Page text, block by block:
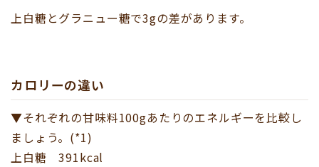
上白糖とグラニュー糖で3gの差があります。
カロリーの違い
▼それぞれの甘味料100gあたりのエネルギーを比較し
ましょう。(*1)
上白糖 391kcal